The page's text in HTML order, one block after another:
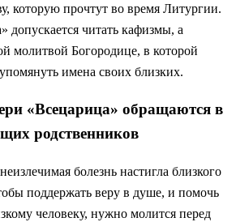
которую прочтут во время Литургии.
допускается читать кафизмы, а
молитвой Богородице, в которой
имена своих близких.
«Всецарица» обращаются в
родственников
болезнь настигла близкого
поддержать веру в душе, и помочь
человеку, нужно молится перед